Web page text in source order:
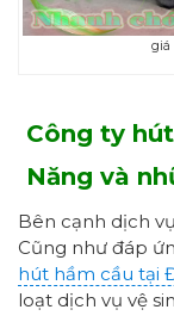
giá
Công ty
Năng và
Bên cạnh dịch vụ
Cũng như đáp
hút hầm cầu tại
loạt dịch vụ vệ